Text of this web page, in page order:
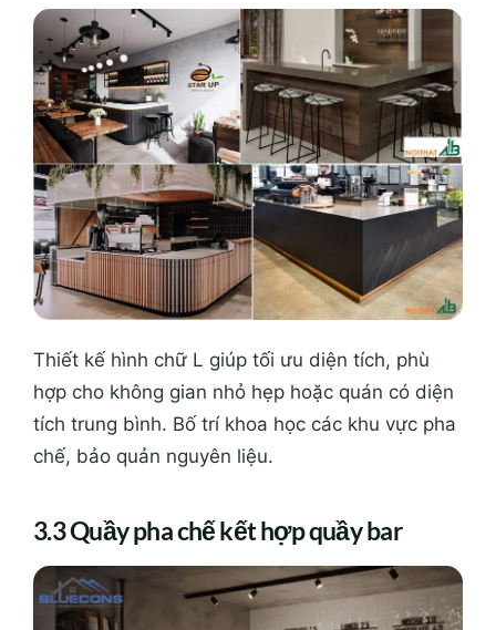
Thiết kế hình chữ L giúp tối ưu diện tích, phù
hợp cho không gian nhỏ hẹp hoặc quán có diện
tích trung bình. Bố trí khoa học các khu vực pha
chế, bảo quản nguyên liệu.
3.3 Quầy pha chế kết hợp quầy bar